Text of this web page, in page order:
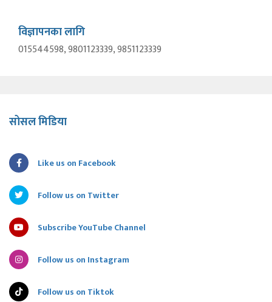
विज्ञापनका लागि
015544598, 9801123339, 9851123339
सोसल मिडिया
Like us on Facebook
Follow us on Twitter
Subscribe YouTube Channel
Follow us on Instagram
Follow us on Tiktok